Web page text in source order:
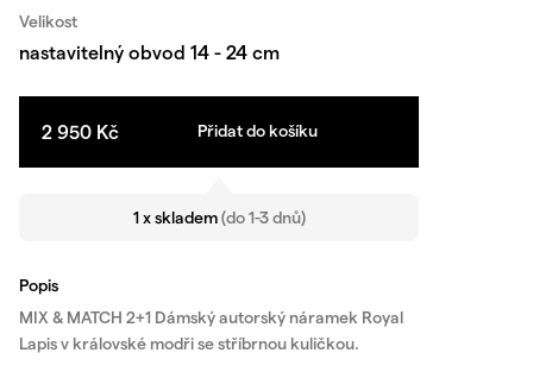
Velikost
nastavitelný obvod 14 - 24 cm
2 950 Kč Přidat do košíku
1 x skladem(do 1-3 dnů)
Popis
MIX & MATCH 2+1 Dámský autorský náramek Royal
Lapis v královské modři se stříbrnou kuličkou.